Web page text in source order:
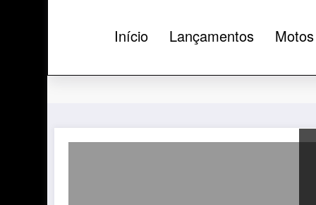
Início Lançamentos Motos